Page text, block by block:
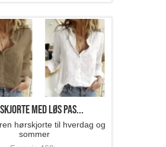
med løs pas...
hørskjorte til hverdag og
sommer